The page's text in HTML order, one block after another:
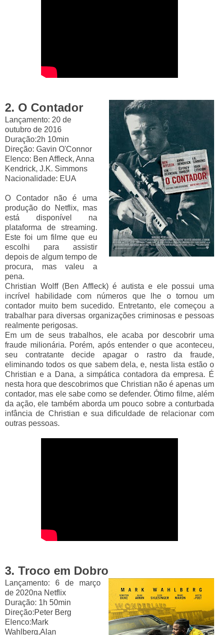
2. O Contador
Lançamento: 20 de
outubro de 2016
Duração:2h 10min
Direção: Gavin O'Connor
Elenco: Ben Affleck, Anna
Kendrick, J.K. Simmons
Nacionalidade: EUA
O Contador não é uma
produção do Netflix, mas
está disponível na
plataforma de streaming.
Este foi um filme que eu
escolhi para assistir
depois de algum tempo de
procura, mas valeu a
pena.
Christian Wolff (Ben Affleck) é autista e ele possui uma
incrível habilidade com números que lhe o tornou um
contador muito bem sucedido. Entretanto, ele começou a
trabalhar para diversas organizações criminosas e pessoas
realmente perigosas.
Em um de seus trabalhos, ele acaba por descobrir uma
fraude milionária. Porém, após entender o que aconteceu,
seu contratante decide apagar o rastro da fraude,
eliminando todos os que sabem dela, e, nesta lista estão o
Christian e a Dana, a simpática contadora da empresa. É
nesta hora que descobrimos que Christian não é apenas um
contador, mas ele sabe como se defender. Ótimo filme, além
da ação, ele também aborda um pouco sobre a conturbada
infância de Christian e sua dificuldade de relacionar com
outras pessoas.
3. Troco em Dobro
Lançamento: 6 de março
de 2020na Netflix
Duração: 1h 50min
Direção:Peter Berg
Elenco:Mark
Wahlberg,Alan